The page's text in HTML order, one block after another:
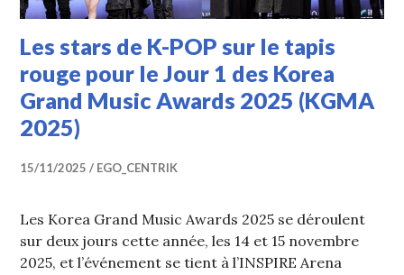
Les stars de K-POP sur le tapis
rouge pour le Jour 1 des Korea
Grand Music Awards 2025 (KGMA
2025)
15/11/2025 EGO_CENTRIK
Les Korea Grand Music Awards 2025 se déroulent
sur deux jours cette année, les 14 et 15 novembre
2025, et l’événement se tient à l’INSPIRE Arena